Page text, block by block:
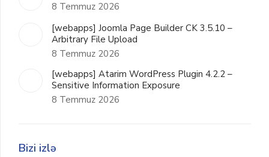
8 Temmuz 2026
[webapps] Joomla Page Builder CK 3.5.10 –
Arbitrary File Upload
8 Temmuz 2026
[webapps] Atarim WordPress Plugin 4.2.2 –
Sensitive Information Exposure
8 Temmuz 2026
Bizi izlə